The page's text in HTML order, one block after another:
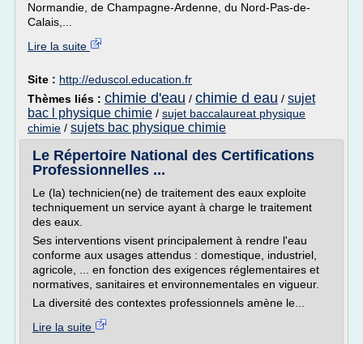
Normandie, de Champagne-Ardenne, du Nord-Pas-de-
Calais,...
Lire la suite
Site : http://eduscol.education.fr
Thèmes liés : chimie d'eau / chimie d eau / sujet
bac l physique chimie / sujet baccalaureat physique
chimie / sujets bac physique chimie
Le Répertoire National des Certifications
Professionnelles ...
Le (la) technicien(ne) de traitement des eaux exploite
techniquement un service ayant à charge le traitement
des eaux.
Ses interventions visent principalement à rendre l'eau
conforme aux usages attendus : domestique, industriel,
agricole, ... en fonction des exigences réglementaires et
normatives, sanitaires et environnementales en vigueur.
La diversité des contextes professionnels amène le...
Lire la suite